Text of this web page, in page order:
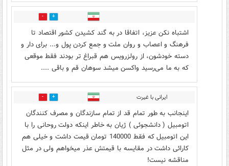
14
اشتباه نکن عزیز، اتفاقا در به گند کشیدن کشور اقتصاد تا
فرهنگ و اعصاب و روان ملت و جمع کردن پول و... برای دار و
دسته خودشون، از رولزرویس هم قبراغ تر بودند فقط موقعی
که به ما می‌رسید واکسن میشد سوهان قم و باقی ....
ایرانی با غیرت 5
اینجانب به طور تمام قد از تمام سازندگان و مصرف کنندگان
اتومبیل ( دانشجوئی ) ژیان به خاطر اینکه دولت روحانی را با
این اتومبیل که فقط 140000 تومان قیمت داشت و خیلی هم
کارائی داشت در مقایسه با قیمتش عذر میخواهم ولی در مثل
مناقشه نیست!